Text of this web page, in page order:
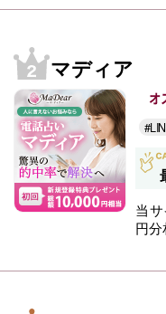
マディア
オ
当
円